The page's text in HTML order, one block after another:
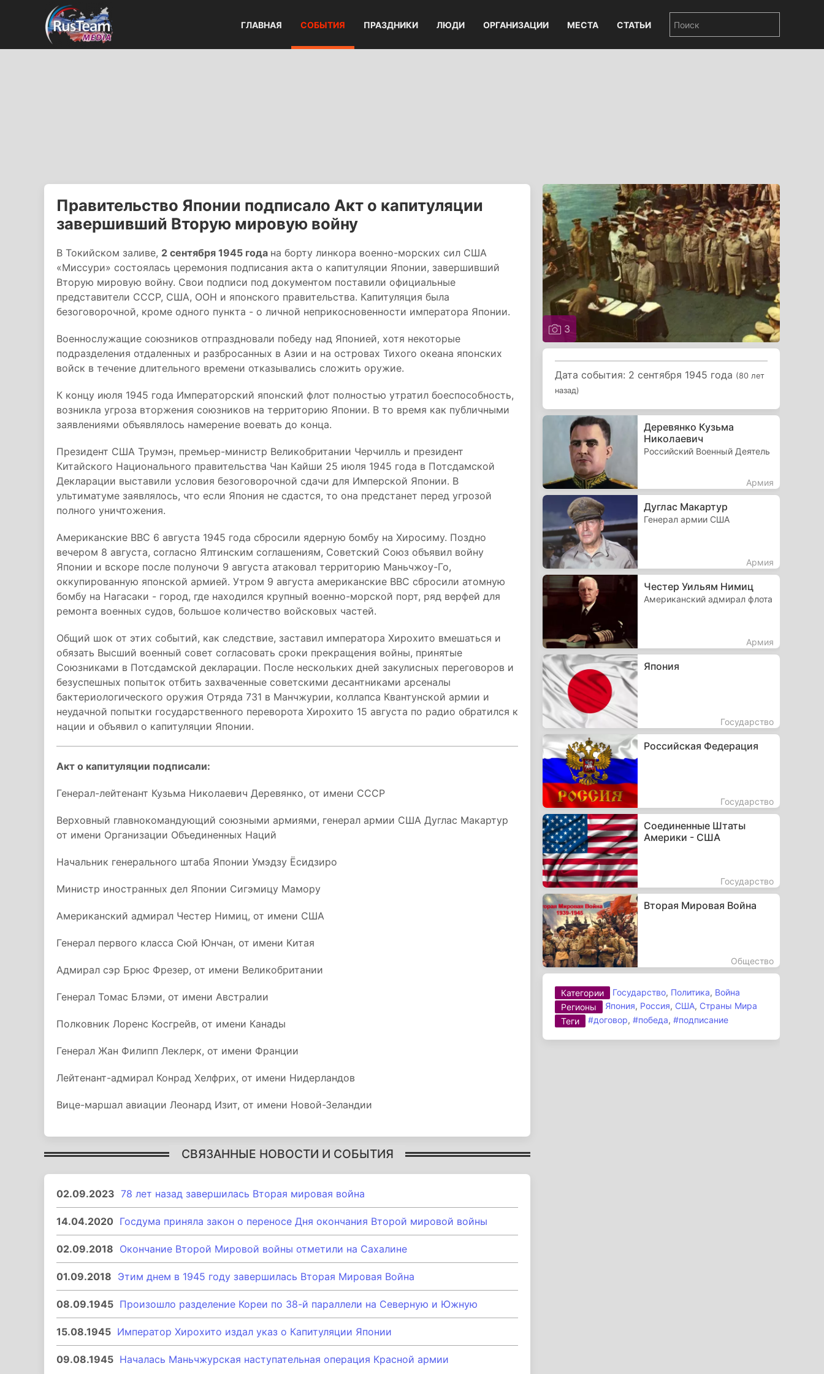
ГЛАВНАЯ СОБЫТИЯ ПРАЗДНИКИ ЛЮДИ ОРГАНИЗАЦИИ МЕСТА СТАТЬИ
Правительство Японии подписало Акт о капитуляции
завершивший Вторую мировую войну
В Токийском заливе, 2 сентября 1945 года на борту линкора военно-морских сил США
«Миссури» состоялась церемония подписания акта о капитуляции Японии, завершивший
Вторую мировую войну. Свои подписи под документом поставили официальные
представители СССР, США, ООН и японского правительства. Капитуляция была
безоговорочной, кроме одного пункта - о личной неприкосновенности императора Японии.
Военнослужащие союзников отпраздновали победу над Японией, хотя некоторые
подразделения отдаленных и разбросанных в Азии и на островах Тихого океана японских
войск в течение длительного времени отказывались сложить оружие.
К концу июля 1945 года Императорский японский флот полностью утратил боеспособность,
возникла угроза вторжения союзников на территорию Японии. В то время как публичными
заявлениями объявлялось намерение воевать до конца.
Президент США Трумэн, премьер-министр Великобритании Черчилль и президент
Китайского Национального правительства Чан Кайши 25 июля 1945 года в Потсдамской
Декларации выставили условия безоговорочной сдачи для Имперской Японии. В
ультиматуме заявлялось, что если Япония не сдастся, то она предстанет перед угрозой
полного уничтожения.
Американские ВВС 6 августа 1945 года сбросили ядерную бомбу на Хиросиму. Поздно
вечером 8 августа, согласно Ялтинским соглашениям, Советский Союз объявил войну
Японии и вскоре после полуночи 9 августа атаковал территорию Маньчжоу-Го,
оккупированную японской армией. Утром 9 августа американские ВВС сбросили атомную
бомбу на Нагасаки - город, где находился крупный военно-морской порт, ряд верфей для
ремонта военных судов, большое количество войсковых частей.
Общий шок от этих событий, как следствие, заставил императора Хирохито вмешаться и
обязать Высший военный совет согласовать сроки прекращения войны, принятые
Союзниками в Потсдамской декларации. После нескольких дней закулисных переговоров и
безуспешных попыток отбить захваченные советскими десантниками арсеналы
бактериологического оружия Отряда 731 в Манчжурии, коллапса Квантунской армии и
неудачной попытки государственного переворота Хирохито 15 августа по радио обратился к
нации и объявил о капитуляции Японии.
Акт о капитуляции подписали:
Генерал-лейтенант Кузьма Николаевич Деревянко, от имени СССР
Верховный главнокомандующий союзными армиями, генерал армии США Дуглас Макартур
от имени Организации Объединенных Наций
Начальник генерального штаба Японии Умэдзу Ёсидзиро
Министр иностранных дел Японии Сигэмицу Мамору
Американский адмирал Честер Нимиц, от имени США
Генерал первого класса Сюй Юнчан, от имени Китая
Адмирал сэр Брюс Фрезер, от имени Великобритании
Генерал Томас Блэми, от имени Австралии
Полковник Лоренс Косгрейв, от имени Канады
Генерал Жан Филипп Леклерк, от имени Франции
Лейтенант-адмирал Конрад Хелфрих, от имени Нидерландов
Вице-маршал авиации Леонард Изит, от имени Новой-Зеландии
СВЯЗАННЫЕ НОВОСТИ И СОБЫТИЯ
02.09.2023 78 лет назад завершилась Вторая мировая война
14.04.2020 Госдума приняла закон о переносе Дня окончания Второй мировой войны
02.09.2018 Окончание Второй Мировой войны отметили на Сахалине
01.09.2018 Этим днем в 1945 году завершилась Вторая Мировая Война
08.09.1945 Произошло разделение Кореи по 38-й параллели на Северную и Южную
15.08.1945 Император Хирохито издал указ о Капитуляции Японии
09.08.1945 Началась Маньчжурская наступательная операция Красной армии
3
Дата события: 2 сентября 1945 года (80 лет
назад)
Деревянко Кузьма
Николаевич
Российский Военный Деятель
Армия
Дуглас Макартур
Генерал армии США
Армия
Честер Уильям Нимиц
Американский адмирал флота
Армия
Япония
Государство
Российская Федерация
Государство
Соединенные Штаты
Америки - США
Государство
Вторая Мировая Война
Общество
Категории Государство, Политика, Война
Регионы
Япония, Россия, США, Страны Мира
Теги
#договор,#победа,#подписание